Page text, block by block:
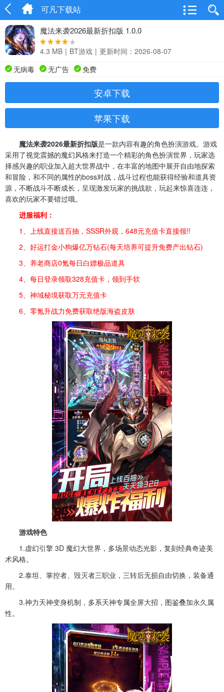
可凡下载站
魔法来袭2026最新折扣版 1.0.0
4.3 MB | BT游戏 | 更新时间：2026-08-07
无病毒
无广告 免费
安卓下载
苹果下载
魔法来袭2026最新折扣版是一款内容有趣的角色扮演游戏。游戏
采用了视觉震撼的魔幻风格来打造一个精彩的角色扮演世界，玩家选
择感兴趣的职业加入超大世界战中，在丰富的地图中展开自由地探索
和冒险，和不同的属性的boss对战，战斗过程也能获得经验和道具资
源，不断战斗不断成长，呈现激发玩家的挑战欲，玩起来惊喜连连，
喜欢的玩家不要错过哦。
进服福利：
1、上线直接送百抽，SSSR外观，648元充值卡直接领!!
2、好运打金小狗爆亿万钻石(每天培养可提升免费产出钻石)
3、养老商店0氪每日白嫖极品道具
4、每日登录领取328充值卡，领到手软
5、神域秘境获取万元充值卡
6、零氪升战力免费获取绝版海盗皮肤
游戏特色
1.虚幻引擎 3D 魔幻大世界，多场景动态光影，复刻经典奇迹美
术风格。
2.泰坦、掌控者、毁灭者三职业，三转后无损自由切换，装备通
用。
3.神力天神变身机制，多系天神专属全屏大招，图鉴叠加永久属
性。